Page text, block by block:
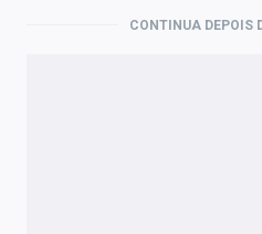
CONTINUA DEPOIS